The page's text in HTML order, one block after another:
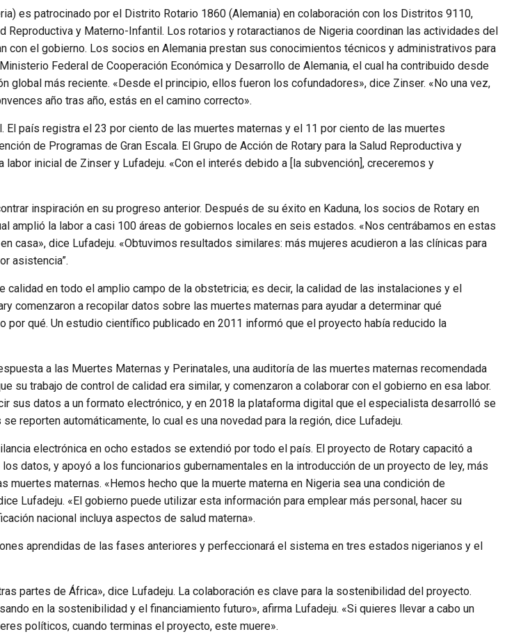
es patrocinado por el Distrito Rotario 1860 (Alemania) en colaboración con los Distritos 9110,
Reproductiva y Materno-Infantil. Los rotarios y rotaractianos de Nigeria coordinan las actividades del
el gobierno. Los socios en Alemania prestan sus conocimientos técnicos y administrativos para
Federal de Cooperación Económica y Desarrollo de Alemania, el cual ha contribuido desde
más reciente. «Desde el principio, ellos fueron los cofundadores», dice Zinser. «No una vez,
año tras año, estás en el camino correcto».
país registra el 23 por ciento de las muertes maternas y el 11 por ciento de las muertes
de Programas de Gran Escala. El Grupo de Acción de Rotary para la Salud Reproductiva y
inicial de Zinser y Lufadeju. «Con el interés debido a [la subvención], creceremos y
inspiración en su progreso anterior. Después de su éxito en Kaduna, los socios de Rotary en
amplió la labor a casi 100 áreas de gobiernos locales en seis estados. «Nos centrábamos en estas
casa», dice Lufadeju. «Obtuvimos resultados similares: más mujeres acudieron a las clínicas para
asistencia”.
en todo el amplio campo de la obstetricia; es decir, la calidad de las instalaciones y el
comenzaron a recopilar datos sobre las muertes maternas para ayudar a determinar qué
qué. Un estudio científico publicado en 2011 informó que el proyecto había reducido la
a las Muertes Maternas y Perinatales, una auditoría de las muertes maternas recomendada
su trabajo de control de calidad era similar, y comenzaron a colaborar con el gobierno en esa labor.
sus datos a un formato electrónico, y en 2018 la plataforma digital que el especialista desarrolló se
reporten automáticamente, lo cual es una novedad para la región, dice Lufadeju.
electrónica en ocho estados se extendió por todo el país. El proyecto de Rotary capacitó a
datos, y apoyó a los funcionarios gubernamentales en la introducción de un proyecto de ley, más
maternas. «Hemos hecho que la muerte materna en Nigeria sea una condición de
Lufadeju. «El gobierno puede utilizar esta información para emplear más personal, hacer su
nacional incluya aspectos de salud materna».
aprendidas de las fases anteriores y perfeccionará el sistema en tres estados nigerianos y el
partes de África», dice Lufadeju. La colaboración es clave para la sostenibilidad del proyecto.
en la sostenibilidad y el financiamiento futuro», afirma Lufadeju. «Si quieres llevar a cabo un
políticos, cuando terminas el proyecto, este muere».